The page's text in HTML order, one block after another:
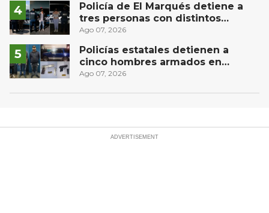
Policía de El Marqués detiene a
tres personas con distintos
narcóticos
Ago 07, 2026
Policías estatales detienen a
cinco hombres armados en
Puebla capital
Ago 07, 2026